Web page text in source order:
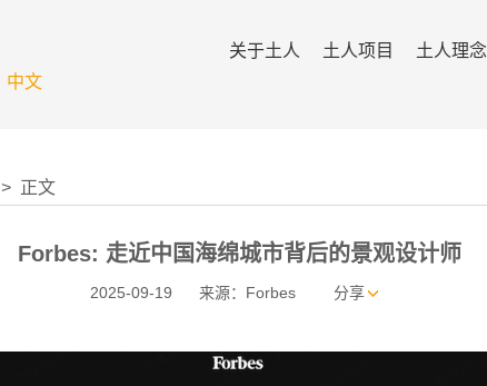
中文
关于土人 土人项目 土人理念
> 正文
Forbes: 走近中国海绵城市背后的景观设计师
2025-09-19 来源：Forbes 分享